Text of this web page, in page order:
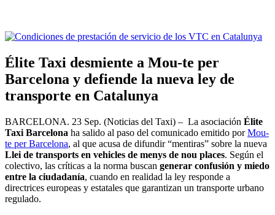
Élite Taxi desmiente a Mou-te per
Barcelona y defiende la nueva ley de
transporte en Catalunya
BARCELONA. 23 Sep. (Noticias del Taxi) – La asociación Élite
Taxi Barcelona ha salido al paso del comunicado emitido porMou-
te per Barcelona, al que acusa de difundir “mentiras” sobre la nueva
Llei de transports en vehicles de menys de nou places. Según el
colectivo, las críticas a la norma buscan generar confusión y miedo
entre la ciudadanía, cuando en realidad la ley responde a
directrices europeas y estatales que garantizan un transporte urbano
regulado.